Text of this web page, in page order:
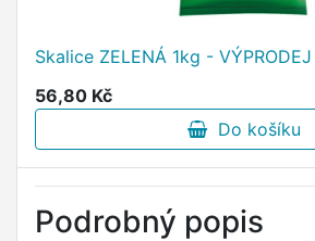
Skalice ZELENÁ 1kg - VÝPRODEJ
56,80 Kč
Do košíku
Podrobný popis